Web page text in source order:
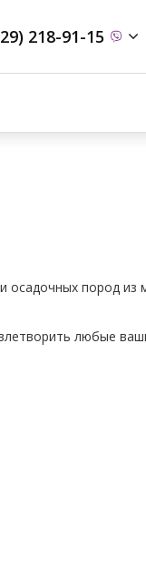
218-91-15
осадочных пород из
любые